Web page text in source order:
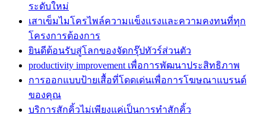
ระดับใหม่
เสาเข็มไมโครไพล์ความแข็งแรงและความคงทนที่ทุก
โครงการต้องการ
ยินดีต้อนรับสู่โลกของจัดกรุ๊ปทัวร์ส่วนตัว
productivity improvement เพื่อการพัฒนาประสิทธิภาพ
การออกแบบป้ายเสื้อที่โดดเด่นเพื่อการโฆษณาแบรนด์
ของคุณ
บริการสักคิ้วไม่เพียงแค่เป็นการทำสักคิ้ว